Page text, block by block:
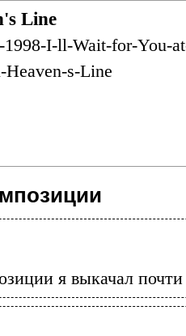
Line
I-ll-Wait-for-You-
s-Line
я выкачал